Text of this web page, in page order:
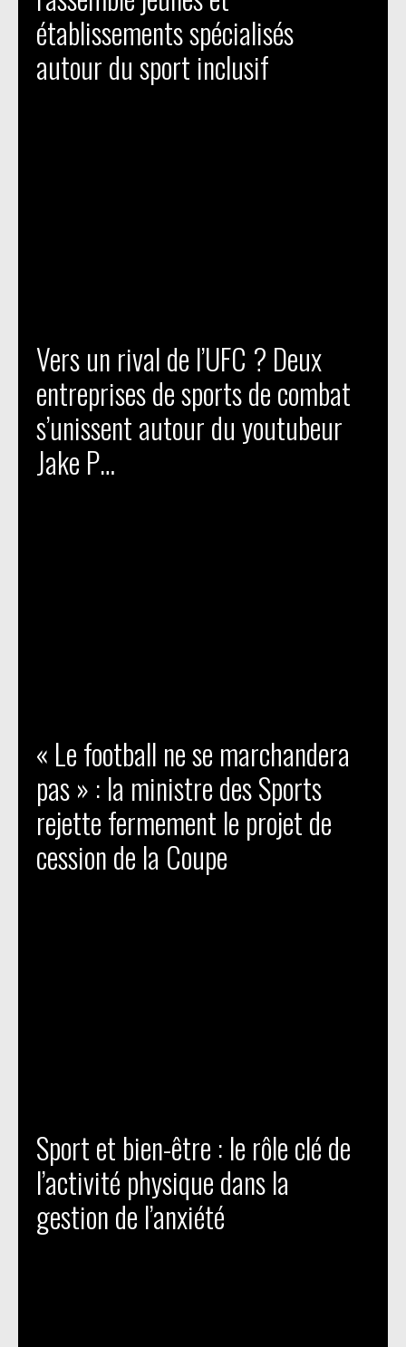
établissements spécialisés
autour du sport inclusif
Vers un rival de l’UFC ? Deux
entreprises de sports de combat
s’unissent autour du youtubeur
Jake P…
« Le football ne se marchandera
pas » : la ministre des Sports
rejette fermement le projet de
cession de la Coupe
Sport et bien-être : le rôle clé de
l’activité physique dans la
gestion de l’anxiété